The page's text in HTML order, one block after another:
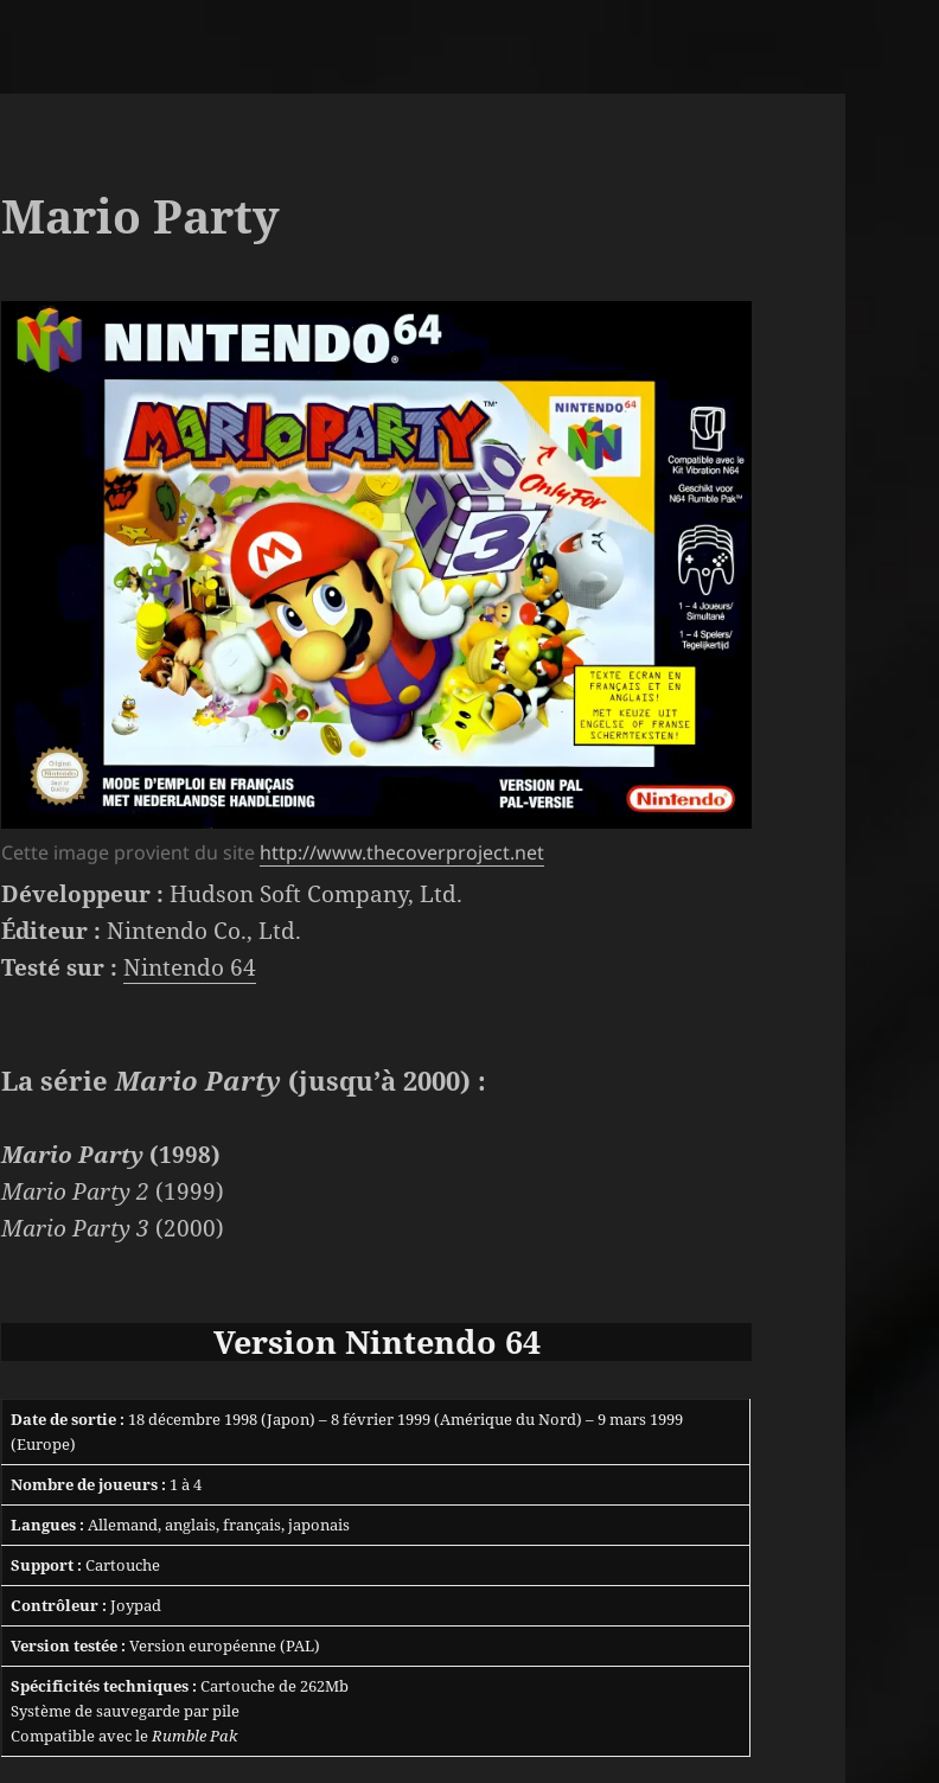
Mario Party
Cette image provient du site http://www.thecoverproject.net
Développeur : Hudson Soft Company, Ltd.
Éditeur : Nintendo Co., Ltd.
Testé sur : Nintendo 64
La sérieMario Party (jusqu’à 2000) :
Mario Party (1998)
Mario Party 2 (1999)
Mario Party 3 (2000)
Version Nintendo 64
Date de sortie : 18 décembre 1998 (Japon) – 8 février 1999 (Amérique du Nord) – 9 mars 1999
(Europe)
Nombre de joueurs : 1 à 4
Langues : Allemand, anglais, français, japonais
Support : Cartouche
Contrôleur : Joypad
Version testée : Version européenne (PAL)
Spécificités techniques : Cartouche de 262Mb
Système de sauvegarde par pile
Compatible avec leRumble Pak